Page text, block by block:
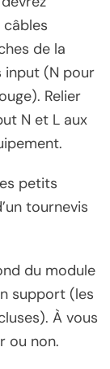
de la
input (N pour
Relier
N et L aux
petits
tournevis
du module
support (les
À vous
ou non.